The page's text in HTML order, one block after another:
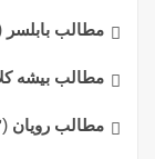
مطالب بابلسر
مطالب بیشه
مطالب رویان (۱۳)